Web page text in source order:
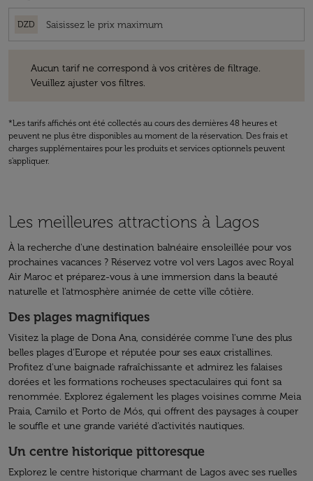
DZD
Aucun tarif ne correspond à vos critères de filtrage.
Veuillez ajuster vos filtres.
*Les tarifs affichés ont été collectés au cours des dernières 48 heures et
peuvent ne plus être disponibles au moment de la réservation. Des frais et
charges supplémentaires pour les produits et services optionnels peuvent
s'appliquer.
Les meilleures attractions à Lagos
À la recherche d'une destination balnéaire ensoleillée pour vos
prochaines vacances ? Réservez votre vol vers Lagos avec Royal
Air Maroc et préparez-vous à une immersion dans la beauté
naturelle et l'atmosphère animée de cette ville côtière.
Des plages magnifiques
Visitez la plage de Dona Ana, considérée comme l'une des plus
belles plages d'Europe et réputée pour ses eaux cristallines.
Profitez d'une baignade rafraîchissante et admirez les falaises
dorées et les formations rocheuses spectaculaires qui font sa
renommée. Explorez également les plages voisines comme Meia
Praia, Camilo et Porto de Mós, qui offrent des paysages à couper
le souffle et une grande variété d’activités nautiques.
Un centre historique pittoresque
Explorez le centre historique charmant de Lagos avec ses ruelles